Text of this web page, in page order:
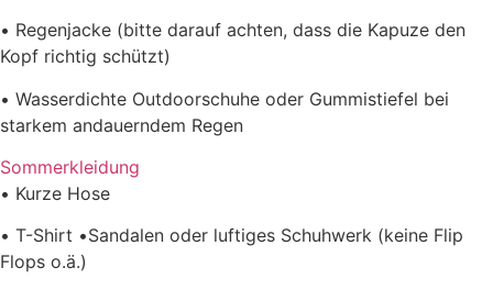
• Regenjacke (bitte darauf achten, dass die Kapuze den
Kopf richtig schützt)
• Wasserdichte Outdoorschuhe oder Gummistiefel bei
starkem andauerndem Regen
Sommerkleidung
• Kurze Hose
• T-Shirt •Sandalen oder luftiges Schuhwerk (keine Flip
Flops o.ä.)